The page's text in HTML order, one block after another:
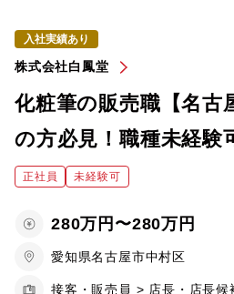
入社実績あり
株式会社白鳳堂
化粧筆の販売職【名
の方必見！職種未経験
正社員 未経験可
280万円〜280万円
愛知県名古屋市中村区
接客・販売員 > 店長・店長候